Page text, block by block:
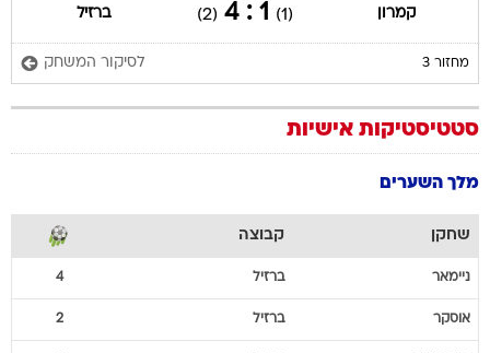
קמרון (1)
1 : 4
(2) ברזיל
מחזור 3 לסיקור המשחק
סטטיסטיקות אישיות
מלך השערים
שחקן קבוצה
ניימאר ברזיל 4
אוסקר ברזיל 2